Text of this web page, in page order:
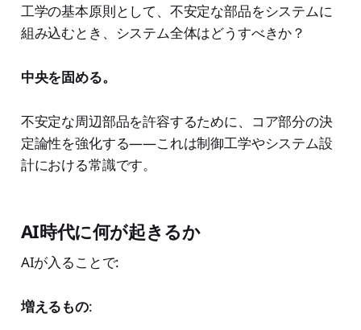
工学の基本原則として、不安定な部品をシステムに
組み込むとき、システム全体はどうすべきか？
中央を固める。
不安定な周辺部品を許容するために、コア部分の決
定論性を強化する——これは制御工学やシステム設
計における常識です。
AI時代に何が起きるか
AIが入ることで:
増えるもの: